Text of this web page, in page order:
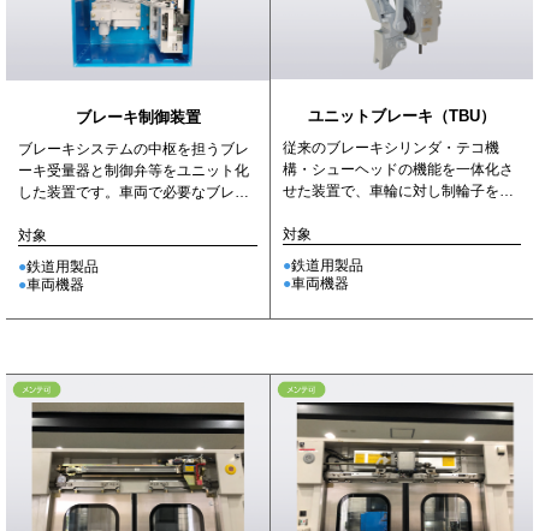
ブレーキ制御装置
ブレーキシステムの中枢を担うブレ
ーキ受量器と制御弁等をユニット化
した装置です。車両で必要なブレー
対象
鉄道用製品
車両機器
ユニットブレーキ（TBU）
従来のブレーキシリンダ・テコ機
構・シューヘッドの機能を一体化さ
せた装置で、車輪に対し制輪子を通
対象
鉄道用製品
車両機器